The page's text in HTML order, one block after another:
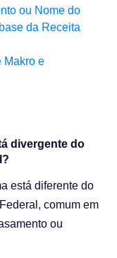
ou Nome do
da Receita
Makro e
divergente do
está diferente do
comum em
ou